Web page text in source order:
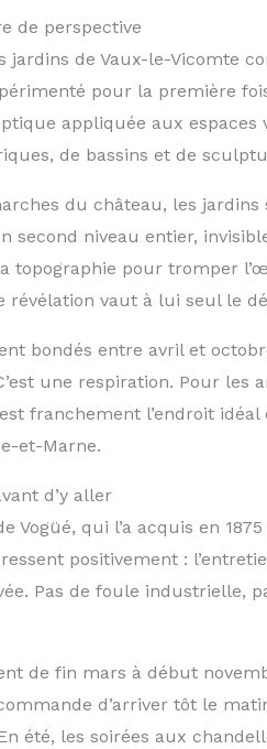
de perspective
de Vaux-le-Vicomte
pour la première
appliquée aux
de bassins et de
du château, les jardins
second niveau entier,
pour tromper
vaut à lui seul le
bondés entre avril et
une respiration. Pour les
franchement l’endroit idéal
et-Marne.
d’y aller
qui l’a acquis en
positivement :
Pas de foule industrielle,
de fin mars à début
d’arriver tôt le
été, les soirées aux